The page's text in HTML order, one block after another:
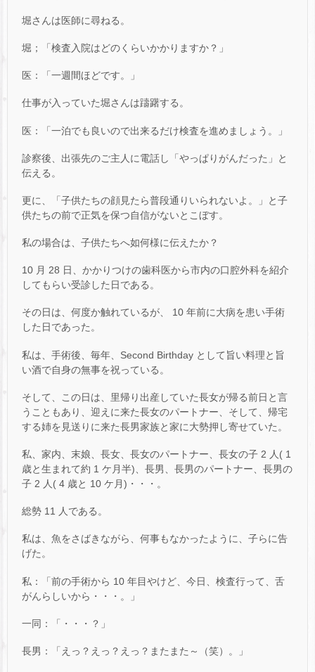
堀さんは医師に尋ねる。
堀；「検査入院はどのくらいかかりますか？」
医：「一週間ほどです。」
仕事が入っていた堀さんは躊躇する。
医：「一泊でも良いので出来るだけ検査を進めましょう。」
診察後、出張先のご主人に電話し「やっぱりがんだった」と
伝える。
更に、「子供たちの顔見たら普段通りいられないよ。」と子
供たちの前で正気を保つ自信がないとこぼす。
私の場合は、子供たちへ如何様に伝えたか？
10 月 28 日、かかりつけの歯科医から市内の口腔外科を紹介
してもらい受診した日である。
その日は、何度か触れているが、 10 年前に大病を患い手術
した日であった。
私は、手術後、毎年、Second Birthday として旨い料理と旨
い酒で自身の無事を祝っている。
そして、この日は、里帰り出産していた長女が帰る前日と言
うこともあり、迎えに来た長女のパートナー、そして、帰宅
する姉を見送りに来た長男家族と家に大勢押し寄せていた。
私、家内、末娘、長女、長女のパートナー、長女の子 2 人( 1
歳と生まれて約 1 ケ月半)、長男、長男のパートナー、長男の
子 2 人( 4 歳と 10 ケ月)・・・。
総勢 11 人である。
私は、魚をさばきながら、何事もなかったように、子らに告
げた。
私：「前の手術から 10 年目やけど、今日、検査行って、舌
がんらしいから・・・。」
一同：「・・・？」
長男：「えっ？えっ？えっ？またまた～（笑）。」